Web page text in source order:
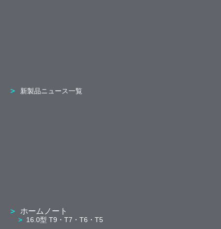
新製品ニュース一覧
ホームノート
16.0型 T9・T7・T6・T5